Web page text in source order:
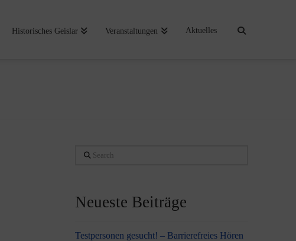
Historisches Geislar Veranstaltungen Aktuelles
Search
Neueste Beiträge
Testpersonen gesucht! – Barrierefreies Hören